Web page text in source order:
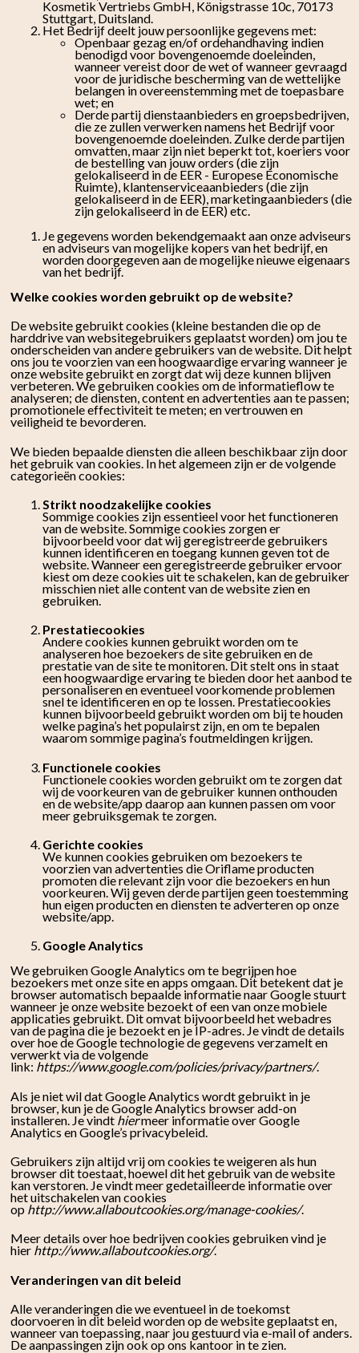
Kosmetik Vertriebs GmbH, Königstrasse 10c, 70173
Stuttgart, Duitsland.
Het Bedrijf deelt jouw persoonlijke gegevens met:
Openbaar gezag en/of ordehandhaving indien
benodigd voor bovengenoemde doeleinden,
wanneer vereist door de wet of wanneer gevraagd
voor de juridische bescherming van de wettelijke
belangen in overeenstemming met de toepasbare
wet; en
Derde partij dienstaanbieders en groepsbedrijven,
die ze zullen verwerken namens het Bedrijf voor
bovengenoemde doeleinden. Zulke derde partijen
omvatten, maar zijn niet beperkt tot, koeriers voor
de bestelling van jouw orders (die zijn
gelokaliseerd in de EER - Europese Economische
Ruimte), klantenserviceaanbieders (die zijn
gelokaliseerd in de EER), marketingaanbieders (die
zijn gelokaliseerd in de EER) etc.
Je gegevens worden bekendgemaakt aan onze adviseurs
en adviseurs van mogelijke kopers van het bedrijf, en
worden doorgegeven aan de mogelijke nieuwe eigenaars
van het bedrijf.
Welke cookies worden gebruikt op de website?
De website gebruikt cookies (kleine bestanden die op de
harddrive van websitegebruikers geplaatst worden) om jou te
onderscheiden van andere gebruikers van de website. Dit helpt
ons jou te voorzien van een hoogwaardige ervaring wanneer je
onze website gebruikt en zorgt dat wij deze kunnen blijven
verbeteren. We gebruiken cookies om de informatieflow te
analyseren; de diensten, content en advertenties aan te passen;
promotionele effectiviteit te meten; en vertrouwen en
veiligheid te bevorderen.
We bieden bepaalde diensten die alleen beschikbaar zijn door
het gebruik van cookies. In het algemeen zijn er de volgende
categorieën cookies:
Strikt noodzakelijke cookies
Sommige cookies zijn essentieel voor het functioneren
van de website. Sommige cookies zorgen er
bijvoorbeeld voor dat wij geregistreerde gebruikers
kunnen identificeren en toegang kunnen geven tot de
website. Wanneer een geregistreerde gebruiker ervoor
kiest om deze cookies uit te schakelen, kan de gebruiker
misschien niet alle content van de website zien en
gebruiken.
Prestatiecookies
Andere cookies kunnen gebruikt worden om te
analyseren hoe bezoekers de site gebruiken en de
prestatie van de site te monitoren. Dit stelt ons in staat
een hoogwaardige ervaring te bieden door het aanbod te
personaliseren en eventueel voorkomende problemen
snel te identificeren en op te lossen. Prestatiecookies
kunnen bijvoorbeeld gebruikt worden om bij te houden
welke pagina’s het populairst zijn, en om te bepalen
waarom sommige pagina’s foutmeldingen krijgen.
Functionele cookies
Functionele cookies worden gebruikt om te zorgen dat
wij de voorkeuren van de gebruiker kunnen onthouden
en de website/app daarop aan kunnen passen om voor
meer gebruiksgemak te zorgen.
Gerichte cookies
We kunnen cookies gebruiken om bezoekers te
voorzien van advertenties die Oriflame producten
promoten die relevant zijn voor die bezoekers en hun
voorkeuren. Wij geven derde partijen geen toestemming
hun eigen producten en diensten te adverteren op onze
website/app.
Google Analytics
We gebruiken Google Analytics om te begrijpen hoe
bezoekers met onze site en apps omgaan. Dit betekent dat je
browser automatisch bepaalde informatie naar Google stuurt
wanneer je onze website bezoekt of een van onze mobiele
applicaties gebruikt. Dit omvat bijvoorbeeld het webadres
van de pagina die je bezoekt en je IP-adres. Je vindt de details
over hoe de Google technologie de gegevens verzamelt en
verwerkt via de volgende
link: https://www.google.com/policies/privacy/partners/.
Als je niet wil dat Google Analytics wordt gebruikt in je
browser, kun je de Google Analytics browser add-on
installeren. Je vindt hiermeer informatie over Google
Analytics en Google’s privacybeleid.
Gebruikers zijn altijd vrij om cookies te weigeren als hun
browser dit toestaat, hoewel dit het gebruik van de website
kan verstoren. Je vindt meer gedetailleerde informatie over
het uitschakelen van cookies
op http://www.allaboutcookies.org/manage-cookies/.
Meer details over hoe bedrijven cookies gebruiken vind je
hier http://www.allaboutcookies.org/.
Veranderingen van dit beleid
Alle veranderingen die we eventueel in de toekomst
doorvoeren in dit beleid worden op de website geplaatst en,
wanneer van toepassing, naar jou gestuurd via e-mail of anders.
De aanpassingen zijn ook op ons kantoor in te zien.